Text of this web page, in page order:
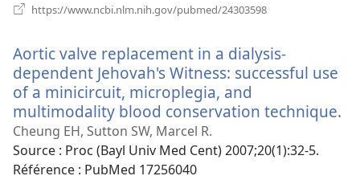
https://www.ncbi.nlm.nih.gov/pubmed/24303598
fenêtre)
Aortic valve replacement in a dialysis-
dependent Jehovah's Witness: successful use
of a minicircuit, microplegia, and
multimodality blood conservation technique.
Cheung EH, Sutton SW, Marcel R.
Source ‎: Proc (Bayl Univ Med Cent) 2007;20(1):32-5.
Référence ‎: PubMed 17256040